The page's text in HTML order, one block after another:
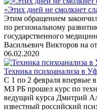
«Этих дней не смолкнет
Этим обращением
по региональному
государственного
Васильевич Викторов на
06.02.2020
Техника психоанализа в
С 1 по 2 февраля впервые
МЗ РБ прошел курс по
ведущий курса Дмитрий
известный российский